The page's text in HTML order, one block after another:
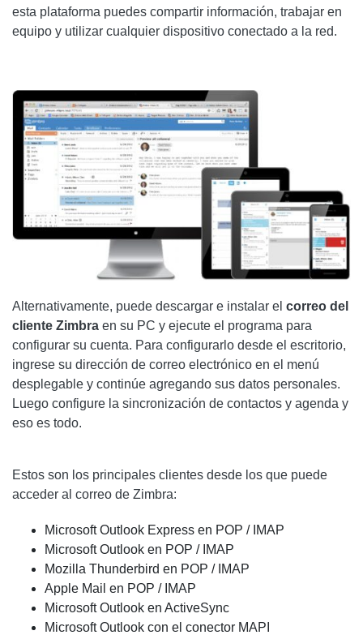
esta plataforma puedes compartir información, trabajar en
equipo y utilizar cualquier dispositivo conectado a la red.
Alternativamente, puede descargar e instalar el correo del
cliente Zimbra en su PC y ejecute el programa para
configurar su cuenta. Para configurarlo desde el escritorio,
ingrese su dirección de correo electrónico en el menú
desplegable y continúe agregando sus datos personales.
Luego configure la sincronización de contactos y agenda y
eso es todo.
Estos son los principales clientes desde los que puede
acceder al correo de Zimbra:
Microsoft Outlook Express en POP / IMAP
Microsoft Outlook en POP / IMAP
Mozilla Thunderbird en POP / IMAP
Apple Mail en POP / IMAP
Microsoft Outlook en ActiveSync
Microsoft Outlook con el conector MAPI